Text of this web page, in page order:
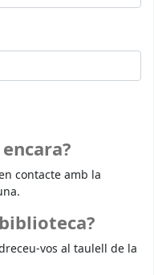
contacte amb la
vos al taulell de la